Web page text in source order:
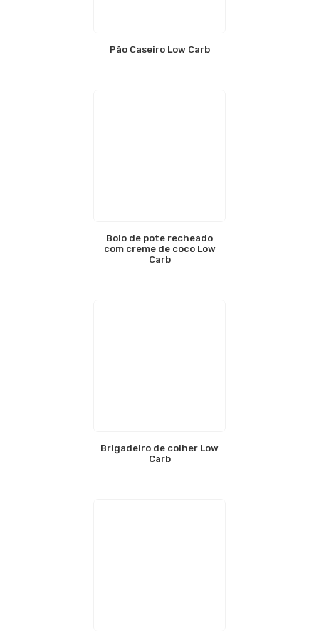
Pão Caseiro Low Carb
Bolo de pote recheado
com creme de coco Low
Carb
Brigadeiro de colher Low
Carb